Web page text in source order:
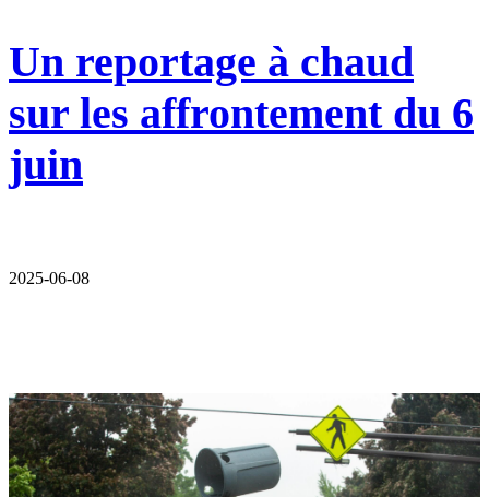
Un reportage à chaud
sur les affrontement du 6
juin
2025-06-08